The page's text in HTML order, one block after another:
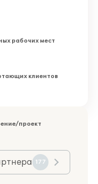
рабочих мест
клиентов
проект
177